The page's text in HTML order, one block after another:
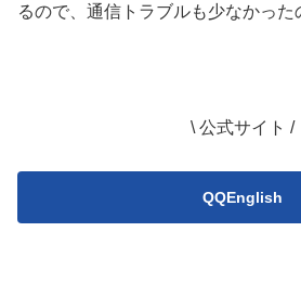
るので、通信トラブルも少なかった
\ 公式サイト /
QQEnglish